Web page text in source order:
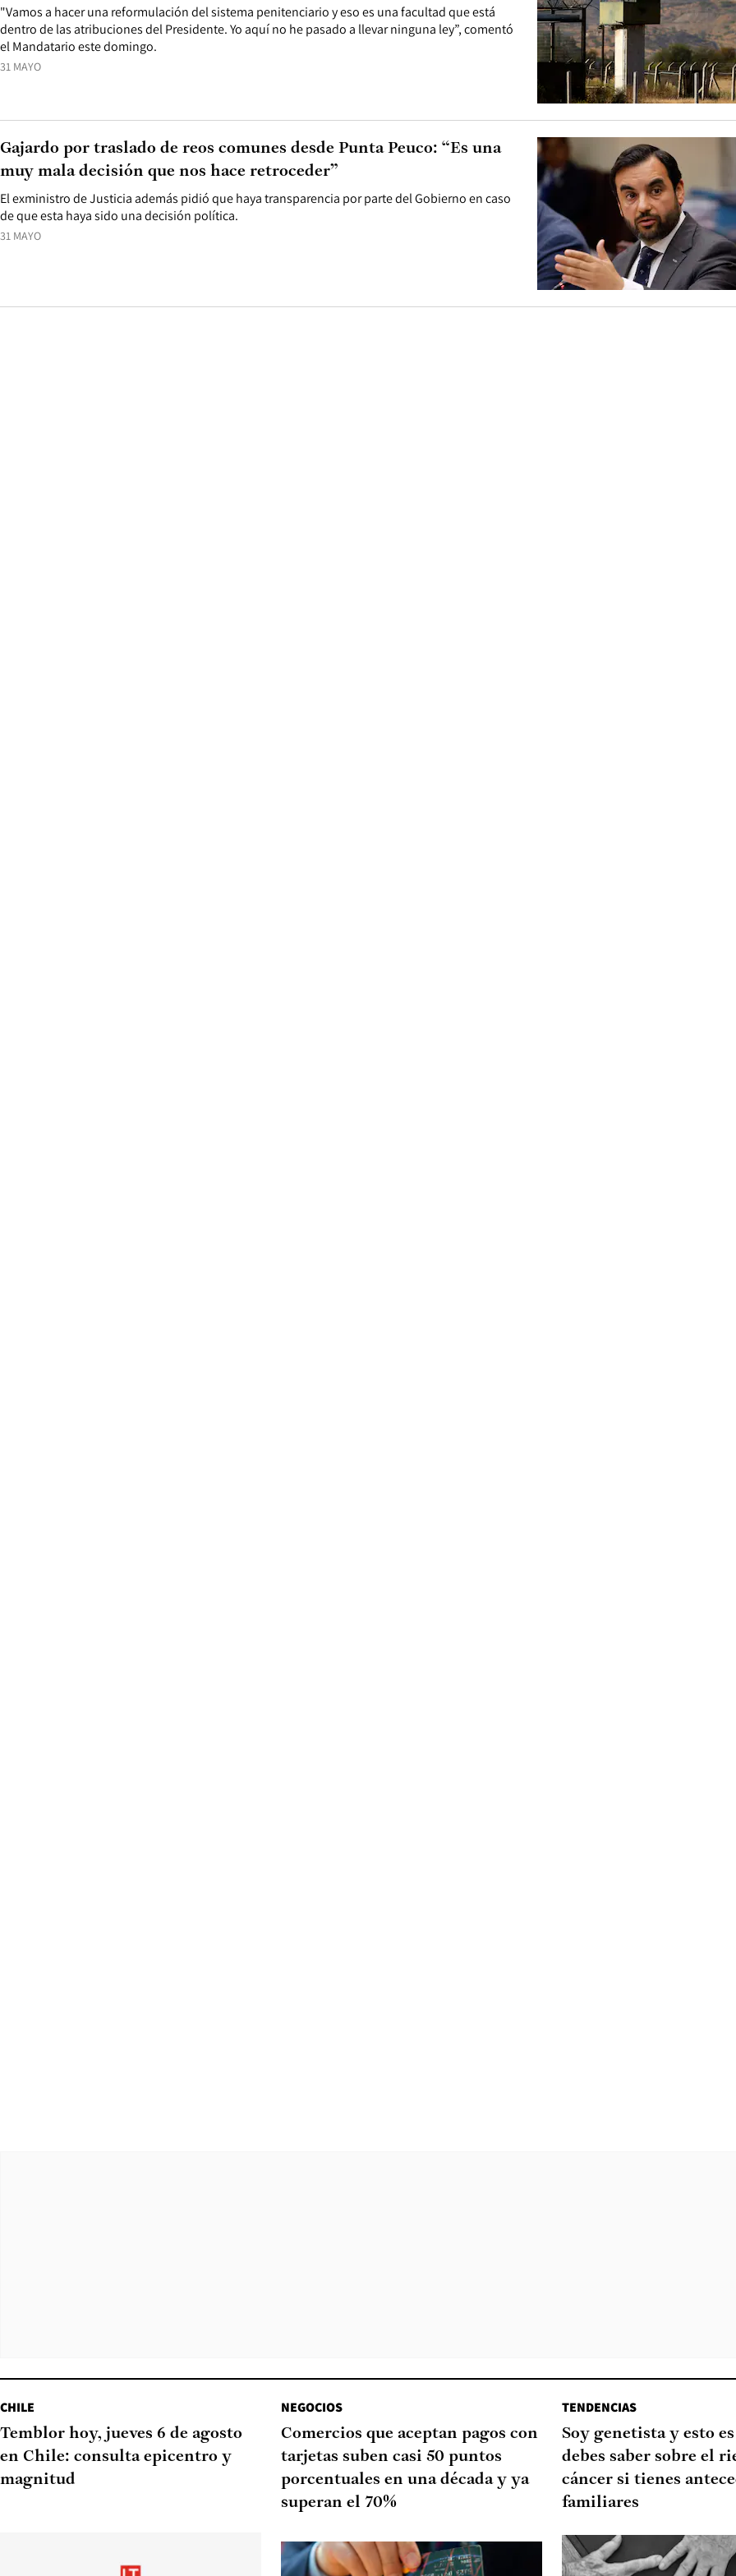
31 MAYO
"Vamos a hacer una reformulación del sistema penitenciario y eso es una facultad que está
dentro de las atribuciones del Presidente. Yo aquí no he pasado a llevar ninguna ley”, comentó
el Mandatario este domingo.
31 MAYO
El exministro de Justicia además pidió que haya transparencia por parte del Gobierno en caso
de que esta haya sido una decisión política.
Gajardo por traslado de reos comunes desde Punta Peuco: “Es una
muy mala decisión que nos hace retroceder”
CHILE
Temblor hoy, jueves 6 de agosto
en Chile: consulta epicentro y
magnitud
NEGOCIOS
Comercios que aceptan pagos con
tarjetas suben casi 50 puntos
porcentuales en una década y ya
superan el 70%
TENDENCIAS
Soy genetista y esto
debes saber sobre el
cáncer si tienes
familiares